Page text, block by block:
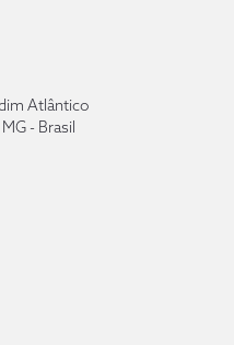
Atlântico
- Brasil